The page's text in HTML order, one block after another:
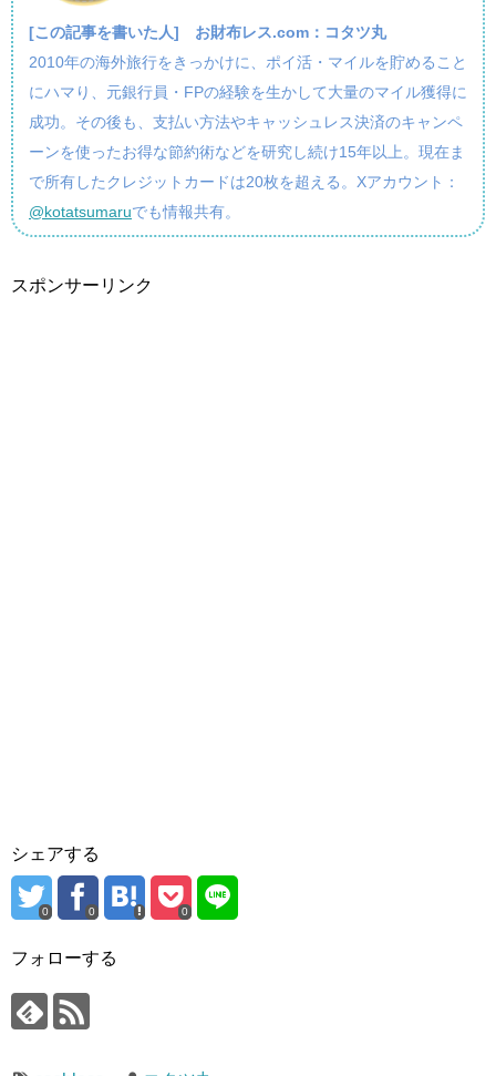
[この記事を書いた人] お財布レス.com：コタツ丸
2010年の海外旅行をきっかけに、ポイ活・マイルを貯めること
にハマり、元銀行員・FPの経験を生かして大量のマイル獲得に
成功。その後も、支払い方法やキャッシュレス決済のキャンペ
ーンを使ったお得な節約術などを研究し続け15年以上。現在ま
で所有したクレジットカードは20枚を超える。Xアカウント：
@kotatsumaruでも情報共有。
スポンサーリンク
シェアする
0 0 0
フォローする